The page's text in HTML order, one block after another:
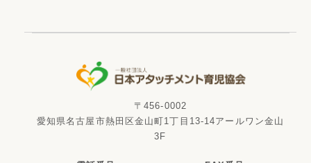
〒456-0002
愛知県名古屋市熱田区金山町1丁目13-14アールワン金山
3F